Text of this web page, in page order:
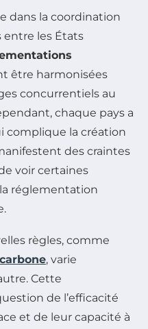
dans la coordination
entre les États
être harmonisées
concurrentiels au
chaque pays a
complique la création
des craintes
voir certaines
réglementation
règles, comme
, varie
Cette
de l’efficacité
et de leur capacité à